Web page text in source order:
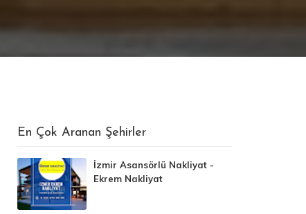
En Çok Aranan Şehirler
İzmir Asansörlü Nakliyat -
Ekrem Nakliyat